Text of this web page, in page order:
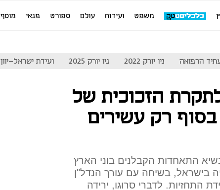
משפט ועידות עולם ספורט פנאי מוסף
הרפואה ניו יורק 2022 ניו יורק 2025 ועידת ישראל-יוון
הזכוכית של
רק עשירים
התאחדות הקבלנים בוני הארץ
בישראל, בשיחה עם עורך הנדל"ן
התחזיות. לדברי סרוגו, ירידה